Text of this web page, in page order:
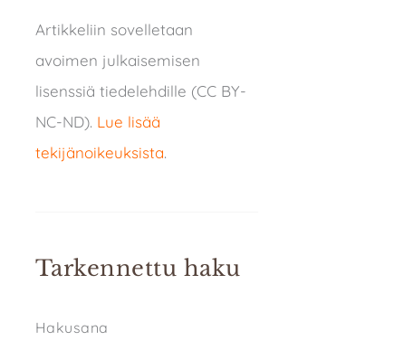
Artikkeliin sovelletaan
avoimen julkaisemisen
lisenssiä tiedelehdille (CC BY-
NC-ND). Lue lisää
tekijänoikeuksista.
Tarkennettu haku
Hakusana